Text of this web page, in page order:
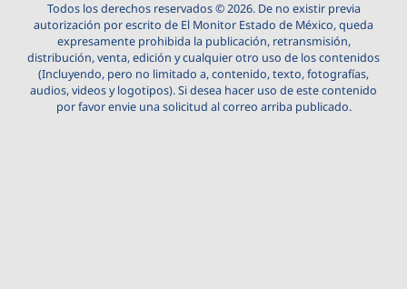
Todos los derechos reservados © 2026. De no existir previa
autorización por escrito de El Monitor Estado de México, queda
expresamente prohibida la publicación, retransmisión,
distribución, venta, edición y cualquier otro uso de los contenidos
(Incluyendo, pero no limitado a, contenido, texto, fotografías,
audios, videos y logotipos). Si desea hacer uso de este contenido
por favor envie una solicitud al correo arriba publicado.